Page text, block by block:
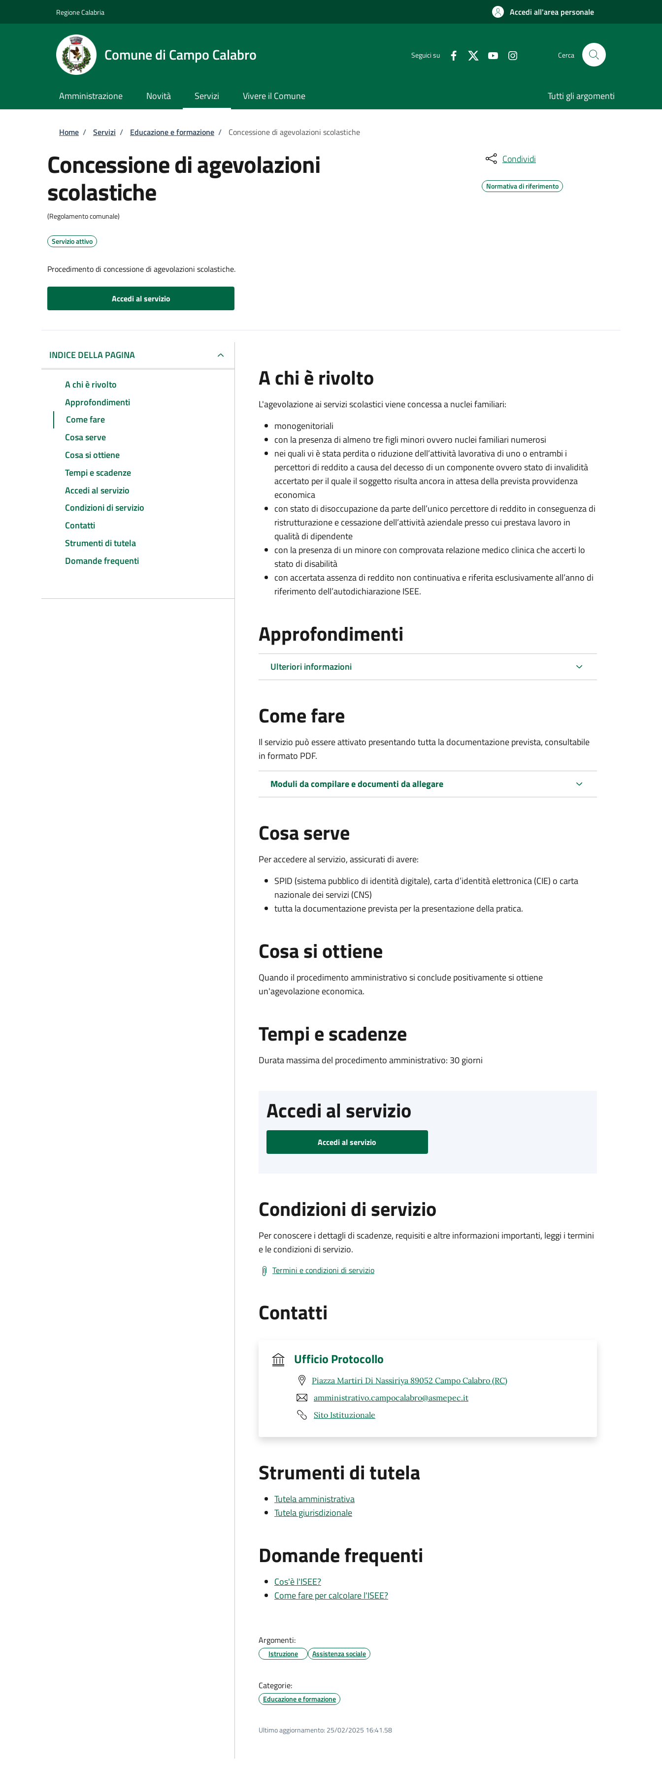
Regione Calabria Accedi all'area personale
Comune di Campo Calabro Seguici su Cerca
Amministrazione Novità Servizi Vivere il Comune Tutti gli argomenti
Briciole di pane
Home / Servizi / Educazione e formazione / Concessione di agevolazioni scolastiche
Concessione di agevolazioni
scolastiche
(Regolamento comunale)
Servizio attivo
Procedimento di concessione di agevolazioni scolastiche.
Accedi al servizio
Condividi
Normativa di riferimento
INDICE DELLA PAGINA
A chi è rivolto
Approfondimenti
Come fare
Cosa serve
Cosa si ottiene
Tempi e scadenze
Accedi al servizio
Condizioni di servizio
Contatti
Strumenti di tutela
Domande frequenti
A chi è rivolto
L'agevolazione ai servizi scolastici viene concessa a nuclei familiari:
monogenitoriali
con la presenza di almeno tre figli minori ovvero nuclei familiari numerosi
nei quali vi è stata perdita o riduzione dell’attività lavorativa di uno o entrambi i
percettori di reddito a causa del decesso di un componente ovvero stato di invalidità
accertato per il quale il soggetto risulta ancora in attesa della prevista provvidenza
economica
con stato di disoccupazione da parte dell’unico percettore di reddito in conseguenza di
ristrutturazione e cessazione dell’attività aziendale presso cui prestava lavoro in
qualità di dipendente
con la presenza di un minore con comprovata relazione medico clinica che accerti lo
stato di disabilità
con accertata assenza di reddito non continuativa e riferita esclusivamente all’anno di
riferimento dell’autodichiarazione ISEE.
Approfondimenti
Ulteriori informazioni
Come fare
Il servizio può essere attivato presentando tutta la documentazione prevista, consultabile
in formato PDF.
Moduli da compilare e documenti da allegare
Cosa serve
Per accedere al servizio, assicurati di avere:
SPID (sistema pubblico di identità digitale), carta d’identità elettronica (CIE) o carta
nazionale dei servizi (CNS)
tutta la documentazione prevista per la presentazione della pratica.
Cosa si ottiene
Quando il procedimento amministrativo si conclude positivamente si ottiene
un'agevolazione economica.
Tempi e scadenze
Durata massima del procedimento amministrativo: 30 giorni
Accedi al servizio
Accedi al servizio
Condizioni di servizio
Per conoscere i dettagli di scadenze, requisiti e altre informazioni importanti, leggi i termini
e le condizioni di servizio.
Termini e condizioni di servizio
Contatti
Ufficio Protocollo
Piazza Martiri Di Nassiriya 89052 Campo Calabro (RC)
amministrativo.campocalabro@asmepec.it
Sito Istituzionale
Strumenti di tutela
Tutela amministrativa
Tutela giurisdizionale
Domande frequenti
Cos'è l'ISEE?
Come fare per calcolare l'ISEE?
Argomenti:
Istruzione Assistenza sociale
Categorie:
Educazione e formazione
Ultimo aggiornamento: 25/02/2025 16:41.58